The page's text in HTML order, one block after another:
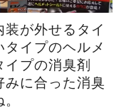
が外せるタイ
イプのヘルメ
イプの消臭剤
に合った消臭